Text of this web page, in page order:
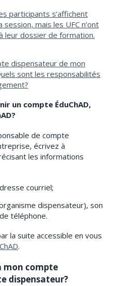
participants s’affichent
mais les UFC n’ont
leur dossier de formation.
dispensateur de mon
sont les responsabilités
un compte ÉduChAD,
de compte
écrivez à
les informations
courriel;
dispensateur), son
téléphone.
la suite accessible en vous
.
mon compte
dispensateur?